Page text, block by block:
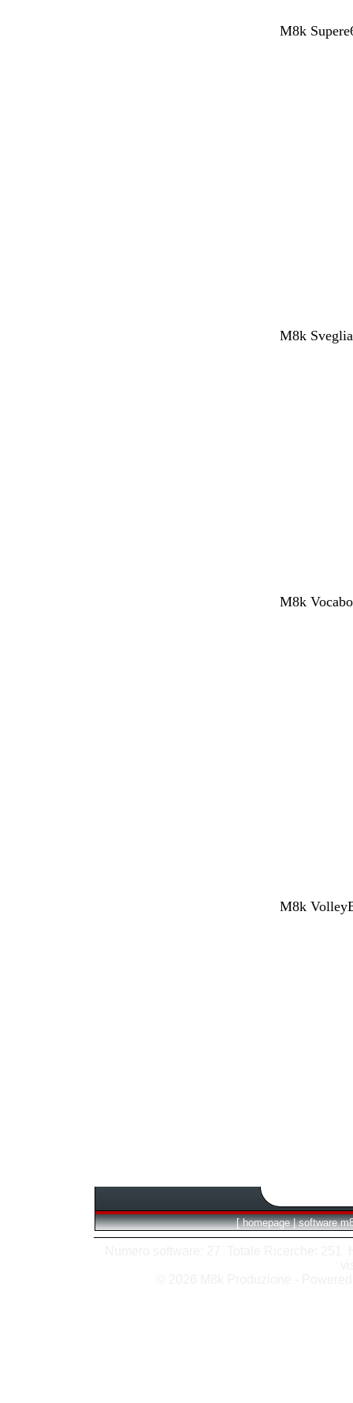
M8k
M8k
M8k
M8k
[ homepage | software